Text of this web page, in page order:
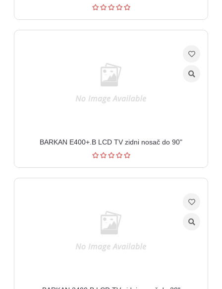
BARKAN E400+.B LCD TV zidni nosač do 90"